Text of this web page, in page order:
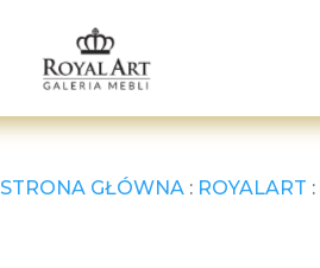
STRONA GŁÓWNA : ROYALART :